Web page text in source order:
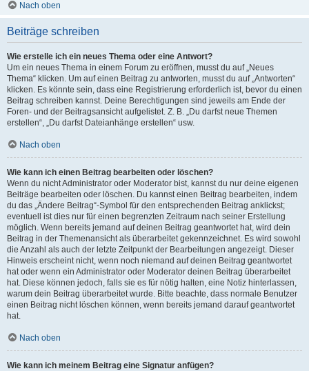
Nach oben
Beiträge schreiben
Wie erstelle ich ein neues Thema oder eine Antwort?
Um ein neues Thema in einem Forum zu eröffnen, musst du auf „Neues
Thema“ klicken. Um auf einen Beitrag zu antworten, musst du auf „Antworten“
klicken. Es könnte sein, dass eine Registrierung erforderlich ist, bevor du einen
Beitrag schreiben kannst. Deine Berechtigungen sind jeweils am Ende der
Foren- und der Beitragsansicht aufgelistet. Z. B. „Du darfst neue Themen
erstellen“, „Du darfst Dateianhänge erstellen“ usw.
Nach oben
Wie kann ich einen Beitrag bearbeiten oder löschen?
Wenn du nicht Administrator oder Moderator bist, kannst du nur deine eigenen
Beiträge bearbeiten oder löschen. Du kannst einen Beitrag bearbeiten, indem
du das „Ändere Beitrag“-Symbol für den entsprechenden Beitrag anklickst;
eventuell ist dies nur für einen begrenzten Zeitraum nach seiner Erstellung
möglich. Wenn bereits jemand auf deinen Beitrag geantwortet hat, wird dein
Beitrag in der Themenansicht als überarbeitet gekennzeichnet. Es wird sowohl
die Anzahl als auch der letzte Zeitpunkt der Bearbeitungen angezeigt. Dieser
Hinweis erscheint nicht, wenn noch niemand auf deinen Beitrag geantwortet
hat oder wenn ein Administrator oder Moderator deinen Beitrag überarbeitet
hat. Diese können jedoch, falls sie es für nötig halten, eine Notiz hinterlassen,
warum dein Beitrag überarbeitet wurde. Bitte beachte, dass normale Benutzer
einen Beitrag nicht löschen können, wenn bereits jemand darauf geantwortet
hat.
Nach oben
Wie kann ich meinem Beitrag eine Signatur anfügen?